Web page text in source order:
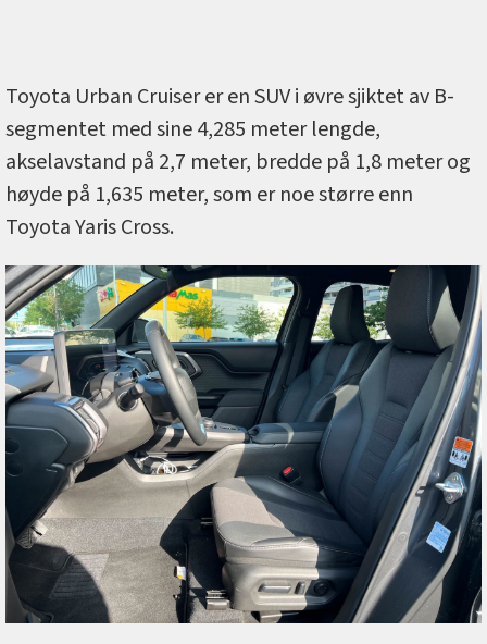
Toyota Urban Cruiser er en SUV i øvre sjiktet av B-
segmentet med sine 4,285 meter lengde,
akselavstand på 2,7 meter, bredde på 1,8 meter og
høyde på 1,635 meter, som er noe større enn
Toyota Yaris Cross.